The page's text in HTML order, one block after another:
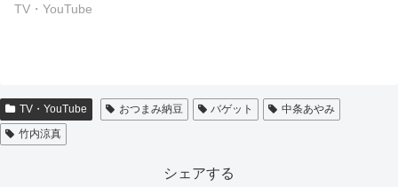
TV・YouTube
TV・YouTube おつまみ納豆 バゲット
中条あやみ
竹内涼真
シェアする